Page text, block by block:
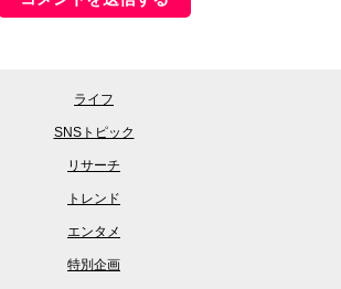
ライフ
SNSトピック
リサーチ
トレンド
エンタメ
特別企画